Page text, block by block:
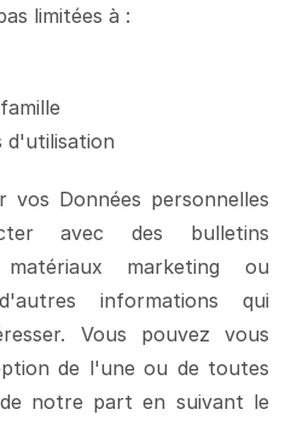
limitées à :
d'utilisation
vos Données personnelles
avec des bulletins
marketing ou
informations qui
Vous pouvez vous
de l'une ou de toutes
notre part en suivant le